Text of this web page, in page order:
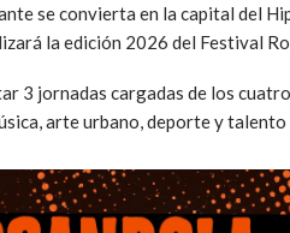
se convierta en la capital del
la edición 2026 del Festival
3 jornadas cargadas de los
arte urbano, deporte y